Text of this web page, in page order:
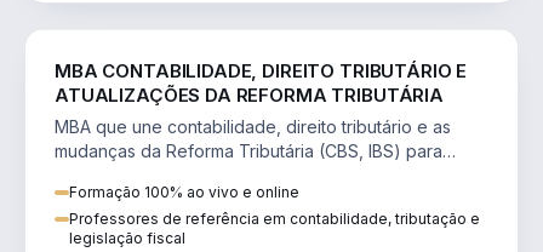
MBA CONTABILIDADE, DIREITO TRIBUTÁRIO E
ATUALIZAÇÕES DA REFORMA TRIBUTÁRIA
MBA que une contabilidade, direito tributário e as
mudanças da Reforma Tributária (CBS, IBS) para
Formação 100% ao vivo e online
Professores de referência em contabilidade, tributação e
legislação fiscal